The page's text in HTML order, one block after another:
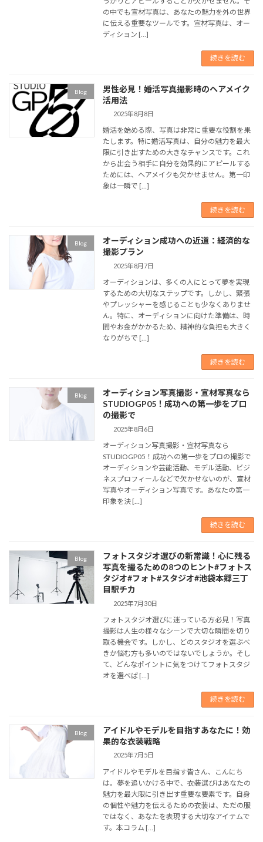
の中でも宣材写真は、あなたの魅力を外の世界
に伝える重要なツールです。宣材写真は、オー
ディション […]
続きを読む
Blog
男性必見！婚活写真撮影時のヘアメイク
活用法
2025年8月8日
婚活を始める際、写真は非常に重要な役割を果
たします。特に婚活写真は、自分の魅力を最大
限に引き出すための大きなチャンスです。これ
から出会う相手に自分を効果的にアピールする
ためには、ヘアメイクも欠かせません。第一印
象は一瞬で […]
続きを読む
Blog
オーディション成功への近道：経済的な
撮影プラン
2025年8月7日
オーディションは、多くの人にとって夢を実現
するための大切なステップです。しかし、緊張
やプレッシャーを感じることも少なくありませ
ん。特に、オーディションに向けた準備は、時
間やお金がかかるため、精神的な負担も大きく
なりがちで […]
続きを読む
Blog
オーディション写真撮影・宣材写真なら
STUDIOGP05！成功への第一歩をプロ
の撮影で
2025年8月6日
オーディション写真撮影・宣材写真なら
STUDIOGP05！成功への第一歩をプロの撮影で
オーディションや芸能活動、モデル活動、ビジ
ネスプロフィールなどで欠かせないのが、宣材
写真やオーディション写真です。あなたの第一
印象を決 […]
続きを読む
Blog
フォトスタジオ選びの新常識！心に残る
写真を撮るための8つのヒント#フォトス
タジオ#フォト#スタジオ#池袋本郷三丁
目駅チカ
2025年7月30日
フォトスタジオ選びに迷っている方必見！写真
撮影は人生の様々なシーンで大切な瞬間を切り
取る機会です。しかし、どのスタジオを選ぶべ
きか悩む方も多いのではないでしょうか。そし
て、どんなポイントに気をつけてフォトスタジ
オを選べば […]
続きを読む
Blog
アイドルやモデルを目指すあなたに！効
果的な衣装戦略
2025年7月5日
アイドルやモデルを目指す皆さん、こんにち
は。夢を追いかける中で、衣装選びはあなたの
魅力を最大限に引き出す重要な要素です。自身
の個性や魅力を伝えるための衣装は、ただの服
ではなく、あなたを表現する大切なアイテムで
す。本コラム […]